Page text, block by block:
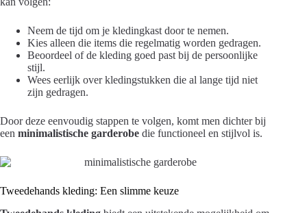
Neem de tijd om je kledingkast door te nemen.
Kies alleen die items die regelmatig worden gedragen.
Beoordeel of de kleding goed past bij de persoonlijke
stijl.
Wees eerlijk over kledingstukken die al lange tijd niet
zijn gedragen.
Door deze eenvoudig stappen te volgen, komt men dichter bij
een minimalistische garderobe die functioneel en stijlvol is.
Tweedehands kleding: Een slimme keuze